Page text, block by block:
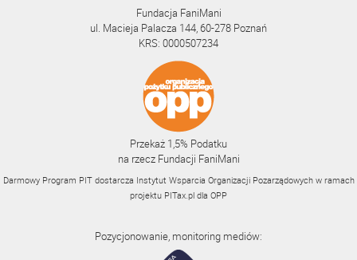
Fundacja FaniMani
ul. Macieja Palacza 144, 60-278 Poznań
KRS: 0000507234
Przekaż 1,5% Podatku
na rzecz Fundacji FaniMani
Darmowy Program PIT dostarcza Instytut Wsparcia Organizacji Pozarządowych w ramach
projektu PITax.pl dla OPP
Pozycjonowanie, monitoring mediów: